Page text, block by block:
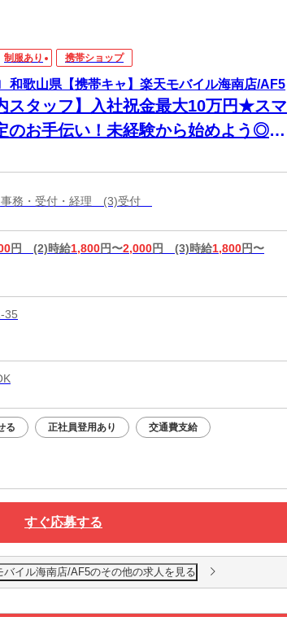
制服あり 携帯ショップ
和歌山県【携帯キャ】楽天モバイル海南店/AF5
スタッフ】入社祝金最大10万円★スマ
のお手伝い！未経験から始めよう◎最
収入＆嬉しい週払い/スピード採用・
務・受付・経理 (3)受付
円 (2)時給1,800円〜2,000円 (3)時給1,800円〜
35
る 正社員登用あり 交通費支給
すぐ応募する
イル海南店/AF5のその他の求人を見る